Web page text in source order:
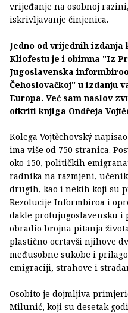
vrijeđanje na osobnoj
iskrivljavanje činjenica.
Jedno od vrijednih izdanja
Kliofestu je i obimna "Iz
Jugoslavenska
Čehoslovačkoj" u izdanju
Europa. Već sam naslov
otkriti knjiga Ondřeja
Kolega Vojtěchovský
ima više od 750 stranica.
oko 150, političkih
radnika na razmjeni,
drugih, kao i nekih koji su
Rezolucije Informbiroa i
dakle protujugoslavensku
obradio brojna pitanja
plastično ocrtavši njihove
međusobne sukobe i
emigraciji, strahove i
Osobito je dojmljiva
Milunić, koji su desetak